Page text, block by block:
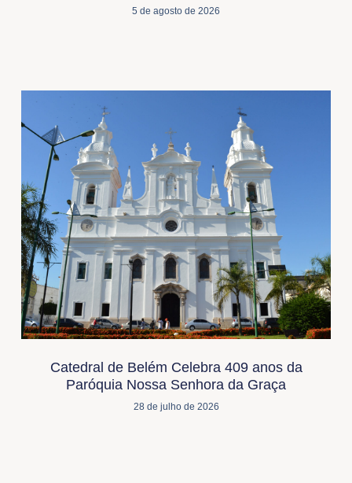
5 de agosto de 2026
Catedral de Belém Celebra 409 anos da
Paróquia Nossa Senhora da Graça
28 de julho de 2026